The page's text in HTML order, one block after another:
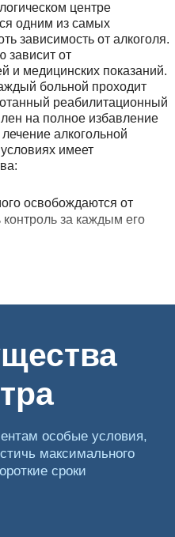
центре
одним из самых
зависимость от алкоголя.
зависит от
и медицинских показаний.
больной проходит
реабилитационный
на полное избавление
алкогольной
имеет
освобождаются от
за каждым его
и психологическую
осмотра пациента;
от прежней жизни.
особые условия,
максимального
сроки